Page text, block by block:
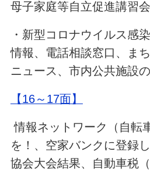
母子家庭等自立促進講習会
・新型コロナウイルス感
情報、電話相談窓口、ま
ニュース、市内公共施設
【16～17面】
情報ネットワーク（自転
を！、空家バンクに登録
協会大会結果、自動車税